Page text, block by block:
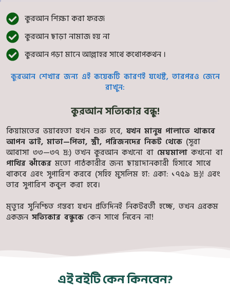
কুরআন শিক্ষা করা ফরজ
কুরআন ছাড়া নামাজ হয় না
কুরআন পড়া মানে আল্লাহর সাথে কথোপকথন ।
কুরআন শেখার জন্য এই কয়েকটি কারণই যথেষ্ট, তারপরও জেনে
রাখুন:
কুরআন সত্যিকার বন্ধু!
কিয়ামতের ভয়াবহতা যখন শুরু হবে, যখন মানুষ পালাতে থাকবে
আপন ভাই, মাতা—পিতা, স্ত্রী, পরিজনদের নিকট থেকে (সূরা
আবাসা ৩৩—৩৭ দ্র:) তখন কুরআন কখনো বা মেঘমালা কখনো বা
পাখির ঝাঁকের মতো পাঠকারীর জন্য ছায়াদানকারী হিসাবে সাথে
থাকবে এবং সুপারিশ করবে (সহিহ মুসলিম হা: একা: ১৭৫৯ দ্র:)! এবং
তার সুপারিশ কবুল করা হবে।
মৃত্যুর সুনিশ্চিত গন্তব্য যখন প্রতিদিনই নিকটবর্তী হচ্ছে, তখন এরকম
একজন সত্যিকার বন্ধুকে কেন সাথে নিবেন না!
এই বইটি কেন কিনবেন?